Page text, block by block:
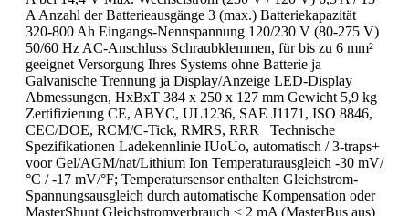
A Anzahl der Batterieausgänge 3 (max.) Batteriekapazität
320-800 Ah Eingangs-Nennspannung 120/230 V (80-275 V)
50/60 Hz AC-Anschluss Schraubklemmen, für bis zu 6 mm²
geeignet Versorgung Ihres Systems ohne Batterie ja
Galvanische Trennung ja Display/Anzeige LED-Display
Abmessungen, HxBxT 384 x 250 x 127 mm Gewicht 5,9 kg
Zertifizierung CE, ABYC, UL1236, SAE J1171, ISO 8846,
CEC/DOE, RCM/C-Tick, RMRS, RRR Technische
Spezifikationen Ladekennlinie IUoUo, automatisch / 3-traps+
voor Gel/AGM/nat/Lithium Ion Temperaturausgleich -30 mV/
°C / -17 mV/°F; Temperatursensor enthalten Gleichstrom-
Spannungsausgleich durch automatische Kompensation oder
MasterShunt Gleichstromverbrauch < 2 mA (MasterBus aus)